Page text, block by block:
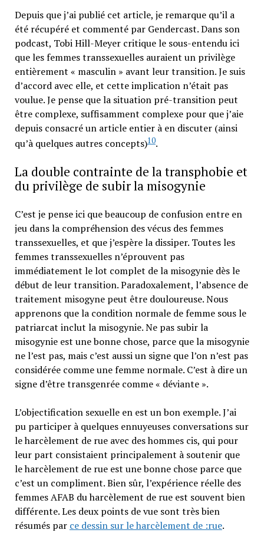
Depuis que j’ai publié cet article, je remarque qu’il a
été récupéré et commenté par Gendercast. Dans son
podcast, Tobi Hill-Meyer critique le sous-entendu ici
que les femmes transsexuelles auraient un privilège
entièrement « masculin » avant leur transition. Je suis
d’accord avec elle, et cette implication n’était pas
voulue. Je pense que la situation pré-transition peut
être complexe, suffisamment complexe pour que j’aie
depuis consacré un article entier à en discuter (ainsi
qu’à quelques autres concepts)10.
La double contrainte de la transphobie et
du privilège de subir la misogynie
C’est je pense ici que beaucoup de confusion entre en
jeu dans la compréhension des vécus des femmes
transsexuelles, et que j’espère la dissiper. Toutes les
femmes transsexuelles n’éprouvent pas
immédiatement le lot complet de la misogynie dès le
début de leur transition. Paradoxalement, l’absence de
traitement misogyne peut être douloureuse. Nous
apprenons que la condition normale de femme sous le
patriarcat inclut la misogynie. Ne pas subir la
misogynie est une bonne chose, parce que la misogynie
ne l’est pas, mais c’est aussi un signe que l’on n’est pas
considérée comme une femme normale. C’est à dire un
signe d’être transgenrée comme « déviante ».
L’objectification sexuelle en est un bon exemple. J’ai
pu participer à quelques ennuyeuses conversations sur
le harcèlement de rue avec des hommes cis, qui pour
leur part consistaient principalement à soutenir que
le harcèlement de rue est une bonne chose parce que
c’est un compliment. Bien sûr, l’expérience réelle des
femmes AFAB du harcèlement de rue est souvent bien
différente. Les deux points de vue sont très bien
résumés par ce dessin sur le harcèlement de :rue.